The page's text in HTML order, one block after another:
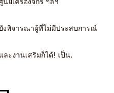
งพิจารณาผู้ที่ไม่มีประสบการณ์
ะงานเสริมก็ได้! เป็น.